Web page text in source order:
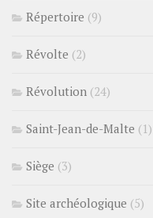
Répertoire (9)
Révolte (2)
Révolution (24)
Saint-Jean-de-Malte (1)
Siège (3)
Site archéologique (5)